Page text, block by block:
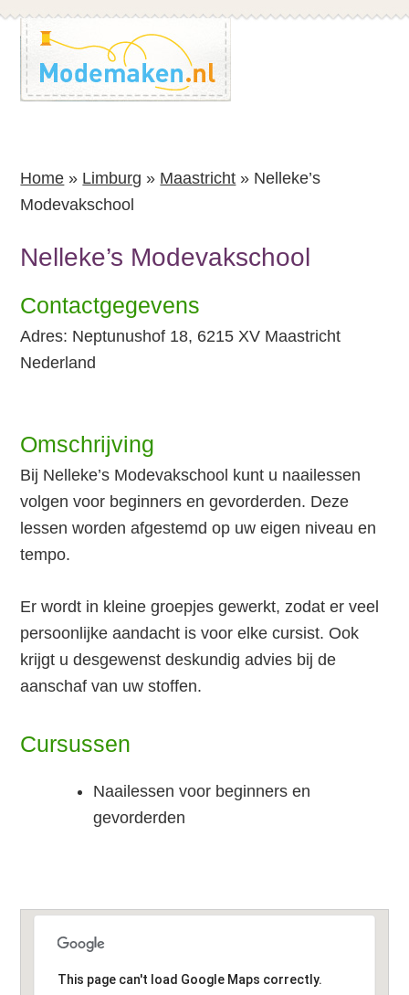
Spring
naar
de
inhoud
Spring
naar
de
voettekst
Home » Limburg » Maastricht » Nelleke’s
Modevakschool
Nelleke’s Modevakschool
Contactgegevens
Adres: Neptunushof 18, 6215 XV Maastricht
Nederland
Omschrijving
Bij Nelleke’s Modevakschool kunt u naailessen
volgen voor beginners en gevorderden. Deze
lessen worden afgestemd op uw eigen niveau en
tempo.
Er wordt in kleine groepjes gewerkt, zodat er veel
persoonlijke aandacht is voor elke cursist. Ook
krijgt u desgewenst deskundig advies bij de
aanschaf van uw stoffen.
Cursussen
Naailessen voor beginners en
gevorderden
This page can't load Google Maps correctly.